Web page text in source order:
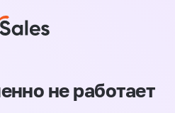
не работает